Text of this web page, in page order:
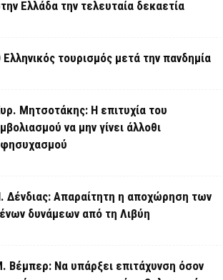
Ελλάδα την τελευταία δεκαετία
Ελληνικός τουρισμός μετά την πανδημία
Μητσοτάκης: Η επιτυχία του
να μην γίνει άλλοθι
Δένδιας: Απαραίτητη η αποχώρηση των
δυνάμεων από τη Λιβύη
Βέμπερ: Να υπάρξει επιτάχυνση όσον